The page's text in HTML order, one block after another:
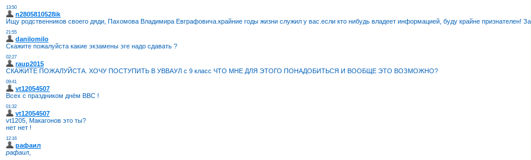
13:50
n2805810528ik
Ищу родственников своего дяди, Пахомова Владимира Евграфовича.крайние годы жизни служил у вас.если кто нибудь владеет информацией, буду крайне признателен!
21:55
danilomilo
Скажите пожалуйста какие экзамены эге надо сдавать ?
02:27
raup2015
СКАЖИТЕ ПОЖАЛУЙСТА. ХОЧУ ПОСТУПИТЬ В УВВАУЛ с 9 класс ЧТО МНЕ ДЛЯ ЭТОГО ПОНАДОБИТЬСЯ И ВООБЩЕ ЭТО ВОЗМОЖНО?
09:41
vt12054507
Всех с праздником днём ВВС !
01:32
vt12054507
vt1205, Макагонов это ты?
нет нет !
12:16
рафаил
рафаил